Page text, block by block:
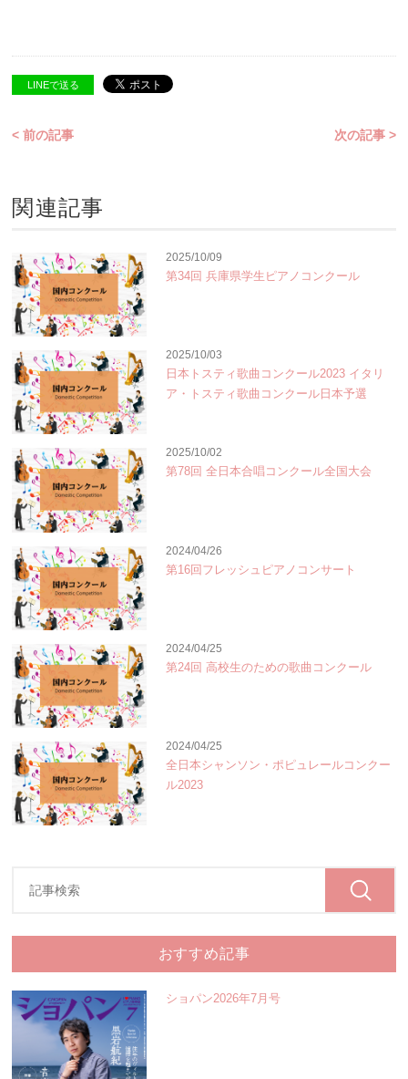
LINEで送る
< 前の記事 次の記事 >
関連記事
2025/10/09
第34回 兵庫県学生ピアノコンクール
2025/10/03
日本トスティ歌曲コンクール2023 イタリ
ア・トスティ歌曲コンクール日本予選
2025/10/02
第78回 全日本合唱コンクール全国大会
2024/04/26
第16回フレッシュピアノコンサート
2024/04/25
第24回 高校生のための歌曲コンクール
2024/04/25
全日本シャンソン・ポピュレールコンクー
ル2023
おすすめ記事
ショパン2026年7月号